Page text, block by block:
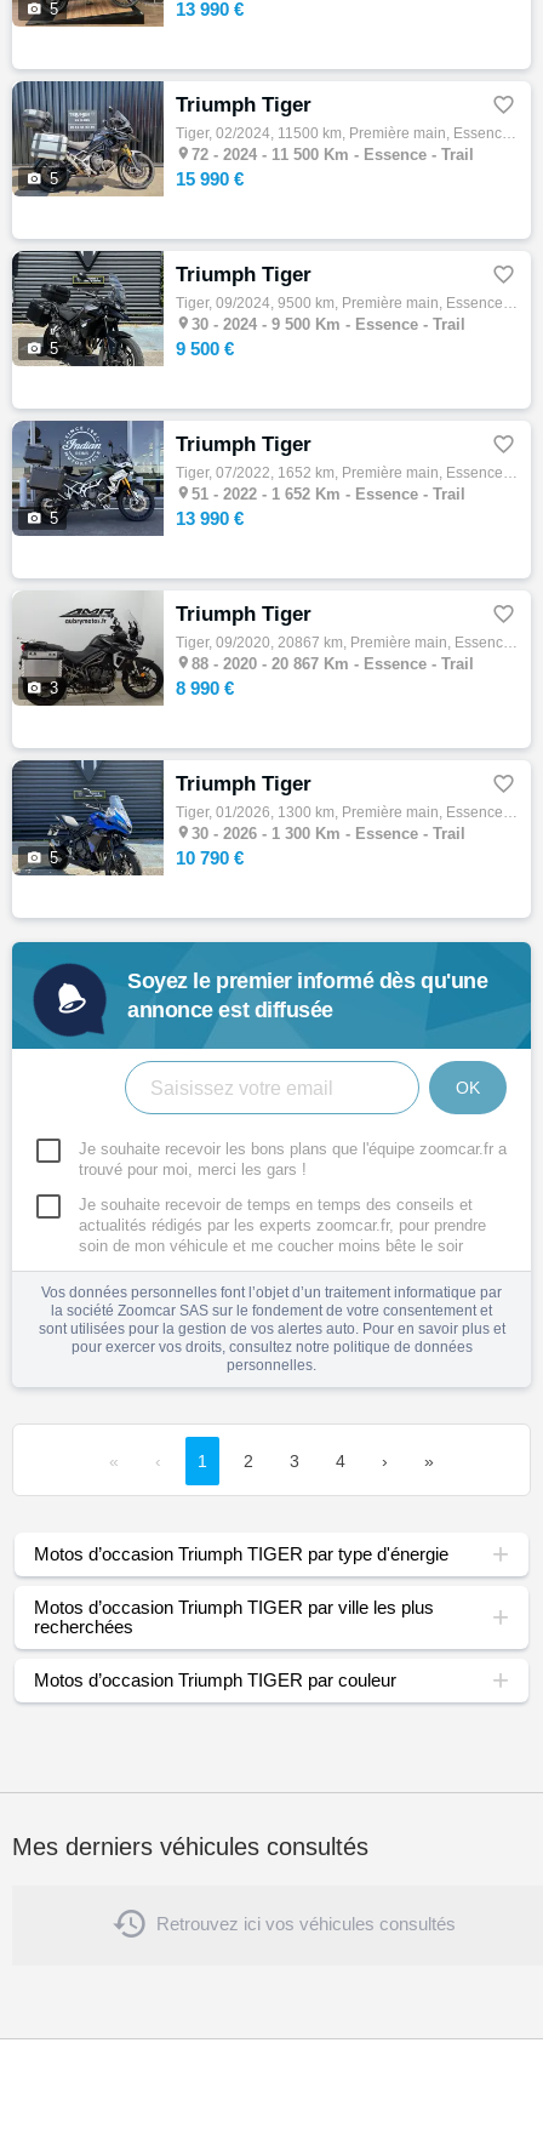
 5 13 990 €
 5
Triumph Tiger 
Tiger, 02/2024, 11500 km, Première main, Essence, 1160cm³, Couleur noir, 15990 € Equipements : TRIUMPH TIGER 1200 RALLY PRO TRES BON ETAT, …
 72 - 2024 - 11 500 Km - Essence - Trail
15 990 €
 5
Triumph Tiger 
Tiger, 09/2024, 9500 km, Première main, Essence, 888cm³, 9500 € Equipements : TRIUMPH TIGER 850 SPORT : Moto en très bon état et à jour d'e…
 30 - 2024 - 9 500 Km - Essence - Trail
9 500 €
 5
Triumph Tiger 
Tiger, 07/2022, 1652 km, Première main, Essence, 900cm³, Couleur vert, 13990 € Equipements : Modèle : TRIUMPHN TIGER GT PRO RALLY Année/Mis…
 51 - 2022 - 1 652 Km - Essence - Trail
13 990 €
 3
Triumph Tiger 
Tiger, 09/2020, 20867 km, Première main, Essence, 800cm³, Couleur noir, 8990 € Equipements : TRIUMPH TIGER 800 XRT EXCELLENT ETAT - POSSIBL…
 88 - 2020 - 20 867 Km - Essence - Trail
8 990 €
 5
Triumph Tiger 
Tiger, 01/2026, 1300 km, Première main, Essence, 800cm³, 10790 € Equipements : TRIUMPH TIGER SPORT 800 : Moto en excellent état, proche du …
 30 - 2026 - 1 300 Km - Essence - Trail
10 790 €
Soyez le premier informé dès qu'une
annonce est diffusée
OK
Je souhaite recevoir les bons plans que l'équipe zoomcar.fr a
trouvé pour moi, merci les gars !
Je souhaite recevoir de temps en temps des conseils et
actualités rédigés par les experts zoomcar.fr, pour prendre
soin de mon véhicule et me coucher moins bête le soir
Vos données personnelles font l’objet d’un traitement informatique par
la société Zoomcar SAS sur le fondement de votre consentement et
sont utilisées pour la gestion de vos alertes auto. Pour en savoir plus et
pour exercer vos droits, consultez notre politique de données
personnelles.
« ‹ 1 2 3 4 › »
Motos d’occasion Triumph TIGER par type d'énergie
Motos d’occasion Triumph TIGER par ville les plus
recherchées
Motos d’occasion Triumph TIGER par couleur
Mes derniers véhicules consultés
 Retrouvez ici vos véhicules consultés